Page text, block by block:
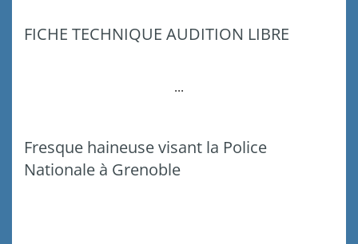
FICHE TECHNIQUE AUDITION LIBRE
...
Fresque haineuse visant la Police
Nationale à Grenoble